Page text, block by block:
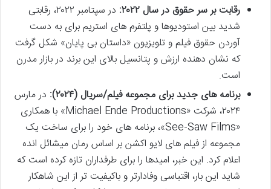
رقابت بر سر حقوق در سال ۲۰۲۲:
در سپتامبر ۲۰۲۲، رقابتی
شدید بین استودیوها و پلتفرم های استریم برای به دست
آوردن حقوق فیلم و تلویزیون «داستان بی پایان» شکل گرفت
که نشان دهنده ارزش و پتانسیل بالای این برند در بازار مدرن
است.
برنامه های جدید برای مجموعه فیلم/سریال (۲۰۲۴):
در مارس
۲۰۲۴، شرکت «Michael Ende Productions» با همکاری
«See-Saw Films»، برنامه های خود را برای ساخت یک
مجموعه از فیلم های لایو اکشن بر اساس رمان میشائل انده
اعلام کرد. این خبر، امیدها را برای طرفداران تازه کرده است که
شاید این بار، اقتباسی وفادارتر و باکیفیت تر از این شاهکار